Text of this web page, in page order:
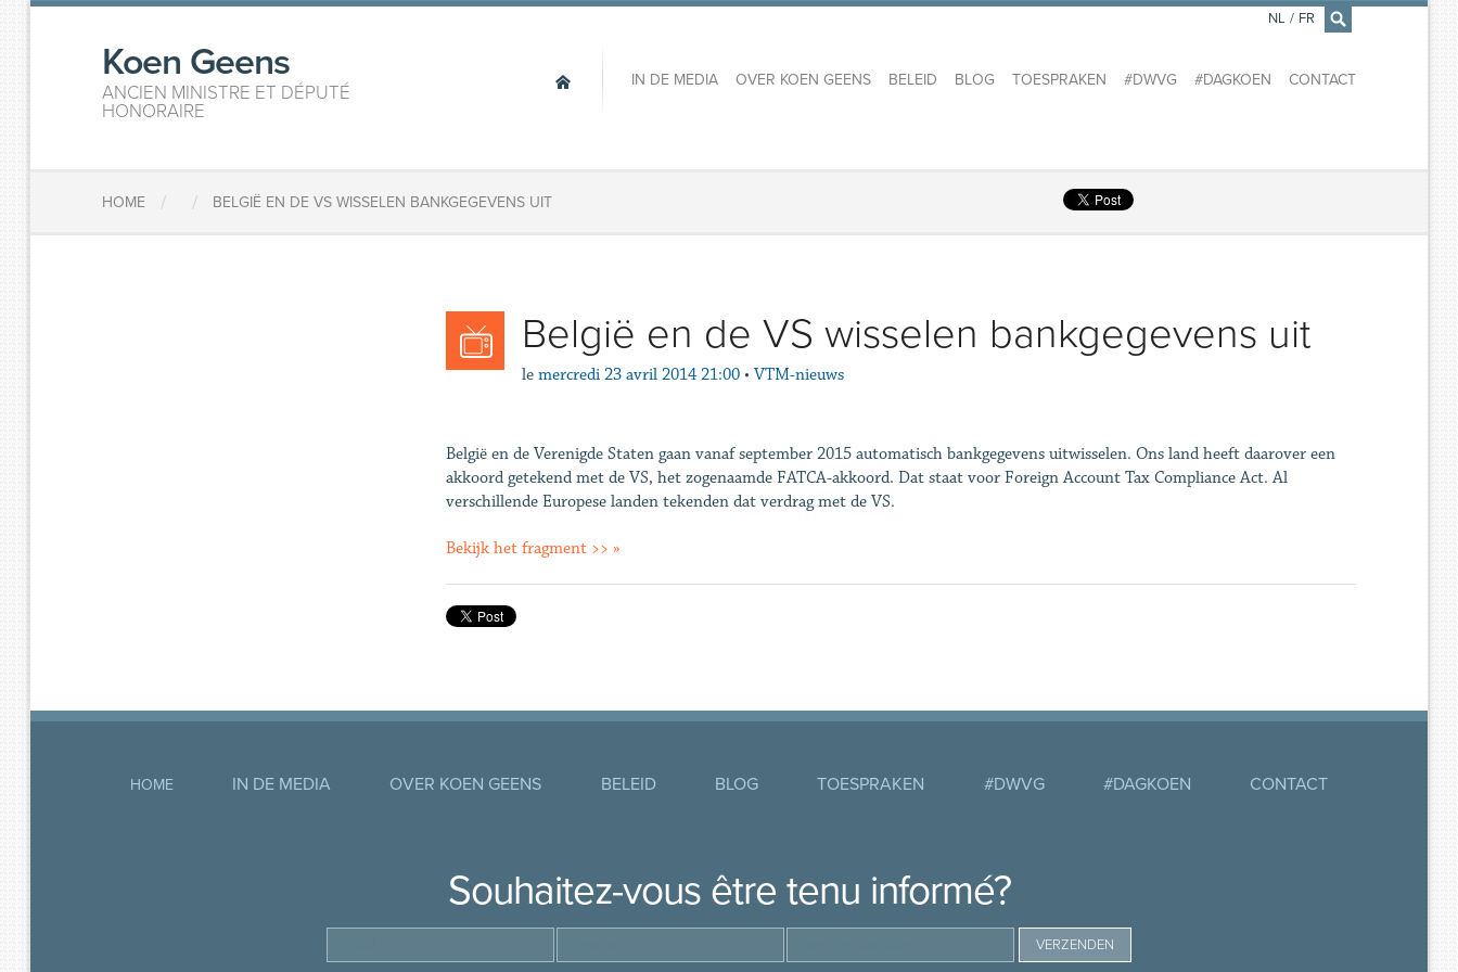
×
Koen Geens
ANCIEN MINISTRE ET DÉPUTÉ
HONORAIRE
IN DE MEDIA OVER KOEN GEENS BELEID BLOG TOESPRAKEN #DWVG #DAGKOEN CONTACT
NL / FR
HOME / / BELGIË EN DE VS WISSELEN BANKGEGEVENS UIT
België en de VS wisselen bankgegevens uit
le mercredi 23 avril 2014 21:00 • VTM-nieuws
België en de Verenigde Staten gaan vanaf september 2015 automatisch bankgegevens uitwisselen. Ons land heeft daarover een
akkoord getekend met de VS, het zogenaamde FATCA-akkoord. Dat staat voor Foreign Account Tax Compliance Act. Al
verschillende Europese landen tekenden dat verdrag met de VS.
Bekijk het fragment >> »
HOME IN DE MEDIA OVER KOEN GEENS BELEID BLOG TOESPRAKEN #DWVG #DAGKOEN CONTACT
Souhaitez-vous être tenu informé?